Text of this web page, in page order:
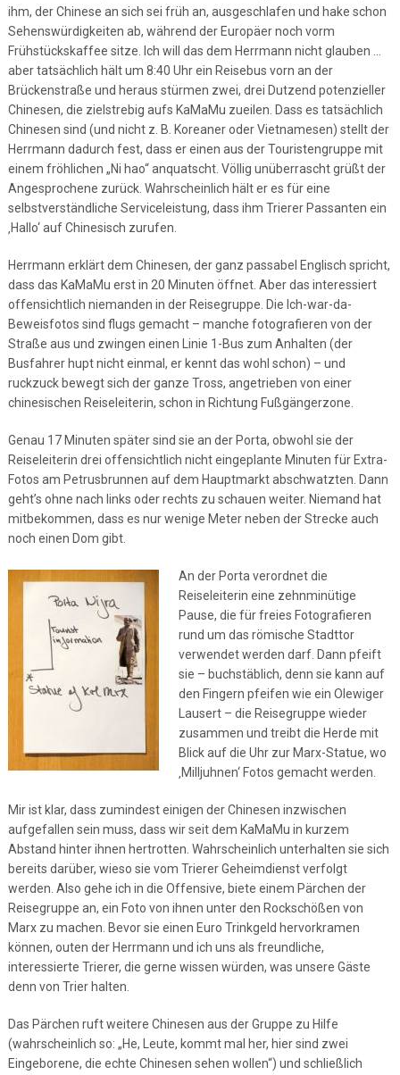
ihm, der Chinese an sich sei früh an, ausgeschlafen und hake schon
Sehenswürdigkeiten ab, während der Europäer noch vorm
Frühstückskaffee sitze. Ich will das dem Herrmann nicht glauben …
aber tatsächlich hält um 8:40 Uhr ein Reisebus vorn an der
Brückenstraße und heraus stürmen zwei, drei Dutzend potenzieller
Chinesen, die zielstrebig aufs KaMaMu zueilen. Dass es tatsächlich
Chinesen sind (und nicht z. B. Koreaner oder Vietnamesen) stellt der
Herrmann dadurch fest, dass er einen aus der Touristengruppe mit
einem fröhlichen „Ni hao“ anquatscht. Völlig unüberrascht grüßt der
Angesprochene zurück. Wahrscheinlich hält er es für eine
selbstverständliche Serviceleistung, dass ihm Trierer Passanten ein
‚Hallo‘ auf Chinesisch zurufen.
Herrmann erklärt dem Chinesen, der ganz passabel Englisch spricht,
dass das KaMaMu erst in 20 Minuten öffnet. Aber das interessiert
offensichtlich niemanden in der Reisegruppe. Die Ich-war-da-
Beweisfotos sind flugs gemacht – manche fotografieren von der
Straße aus und zwingen einen Linie 1-Bus zum Anhalten (der
Busfahrer hupt nicht einmal, er kennt das wohl schon) – und
ruckzuck bewegt sich der ganze Tross, angetrieben von einer
chinesischen Reiseleiterin, schon in Richtung Fußgängerzone.
Genau 17 Minuten später sind sie an der Porta, obwohl sie der
Reiseleiterin drei offensichtlich nicht eingeplante Minuten für Extra-
Fotos am Petrusbrunnen auf dem Hauptmarkt abschwatzten. Dann
geht’s ohne nach links oder rechts zu schauen weiter. Niemand hat
mitbekommen, dass es nur wenige Meter neben der Strecke auch
noch einen Dom gibt.
An der Porta verordnet die
Reiseleiterin eine zehnminütige
Pause, die für freies Fotografieren
rund um das römische Stadttor
verwendet werden darf. Dann pfeift
sie – buchstäblich, denn sie kann auf
den Fingern pfeifen wie ein Olewiger
Lausert – die Reisegruppe wieder
zusammen und treibt die Herde mit
Blick auf die Uhr zur Marx-Statue, wo
‚Milljuhnen‘ Fotos gemacht werden.
Mir ist klar, dass zumindest einigen der Chinesen inzwischen
aufgefallen sein muss, dass wir seit dem KaMaMu in kurzem
Abstand hinter ihnen hertrotten. Wahrscheinlich unterhalten sie sich
bereits darüber, wieso sie vom Trierer Geheimdienst verfolgt
werden. Also gehe ich in die Offensive, biete einem Pärchen der
Reisegruppe an, ein Foto von ihnen unter den Rockschößen von
Marx zu machen. Bevor sie einen Euro Trinkgeld hervorkramen
können, outen der Herrmann und ich uns als freundliche,
interessierte Trierer, die gerne wissen würden, was unsere Gäste
denn von Trier halten.
Das Pärchen ruft weitere Chinesen aus der Gruppe zu Hilfe
(wahrscheinlich so: „He, Leute, kommt mal her, hier sind zwei
Eingeborene, die echte Chinesen sehen wollen“) und schließlich